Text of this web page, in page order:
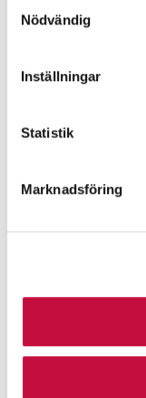
Nödvändig
Inställningar
Statistik
Marknadsföring